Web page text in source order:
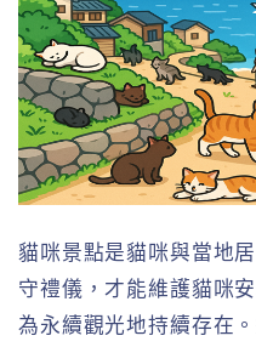
貓咪景點是貓咪與當地
守禮儀，才能維護貓咪
為永續觀光地持續存在